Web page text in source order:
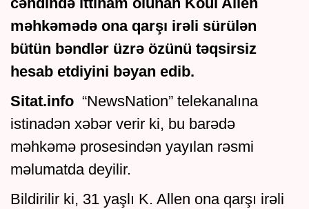
məhkəmədə ona qarşı irəli sürülən
bütün bəndlər üzrə özünü təqsirsiz
hesab etdiyini bəyan edib.
Sitat.info “NewsNation” telekanalına
istinadən xəbər verir ki, bu barədə
məhkəmə prosesindən yayılan rəsmi
məlumatda deyilir.
Bildirilir ki, 31 yaşlı K. Allen ona qarşı irəli